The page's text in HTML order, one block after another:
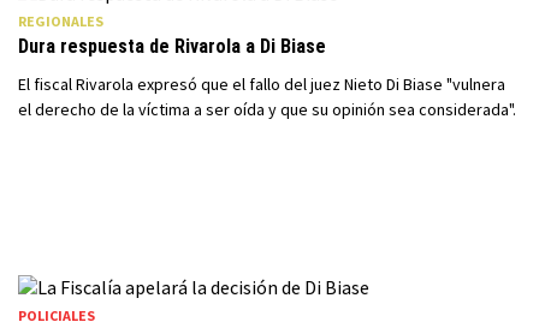
REGIONALES
Dura respuesta de Rivarola a Di Biase
El fiscal Rivarola expresó que el fallo del juez Nieto Di Biase "vulnera
el derecho de la víctima a ser oída y que su opinión sea considerada".
POLICIALES